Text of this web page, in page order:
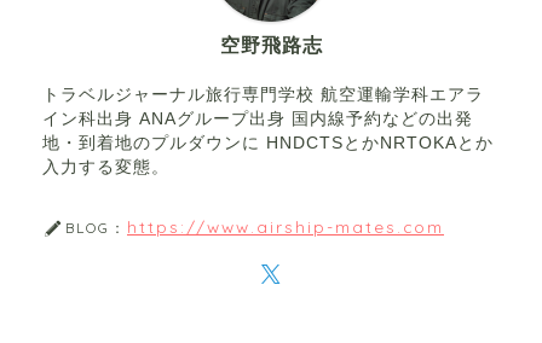
空野飛路志
トラベルジャーナル旅行専門学校 航空運輸学科エアラ
イン科出身 ANAグループ出身 国内線予約などの出発
地・到着地のプルダウンに HNDCTSとかNRTOKAとか
入力する変態。
BLOG： https://www.airship-mates.com